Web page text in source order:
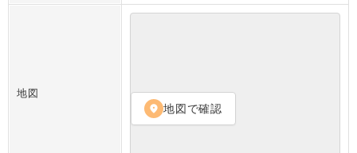
地図
location_on 地図で確認